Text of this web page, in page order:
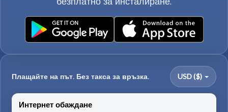
Плащайте на път. Без такса за връзка. USD ($)
Интернет обаждане